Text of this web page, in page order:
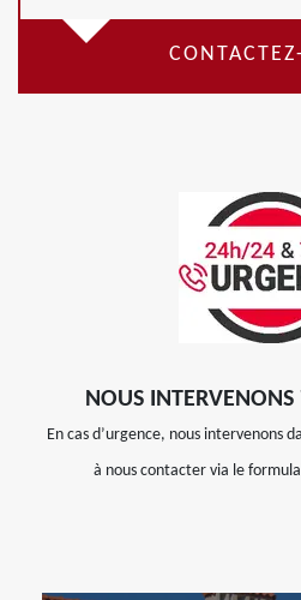
NOUS
En cas d’urgence, nous intervenons
à nous contacter via le